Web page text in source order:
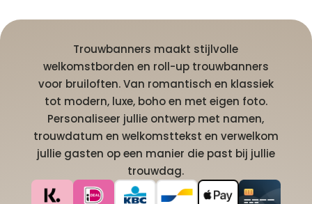
Trouwbanners maakt stijlvolle
welkomstborden en roll-up trouwbanners
voor bruiloften. Van romantisch en klassiek
tot modern, luxe, boho en met eigen foto.
Personaliseer jullie ontwerp met namen,
trouwdatum en welkomsttekst en verwelkom
jullie gasten op een manier die past bij jullie
trouwdag.